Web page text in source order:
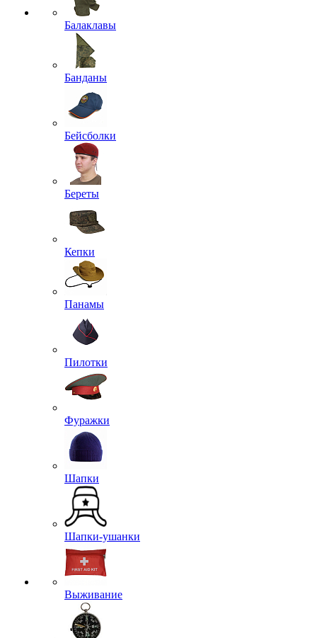
Балаклавы
Банданы
Бейсболки
Береты
Кепки
Панамы
Пилотки
Фуражки
Шапки
Шапки-ушанки
Выживание